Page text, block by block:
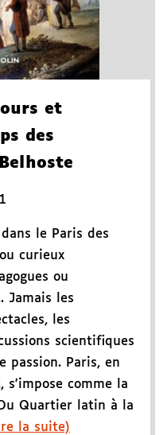
et
des
le Paris des
curieux
ou
Jamais les
les
scientifiques
passion. Paris, en
comme la
Quartier latin à la
la suite)